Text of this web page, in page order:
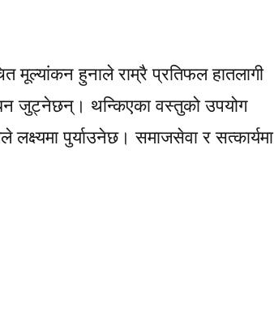
हुनाले राम्रै प्रतिफल हातलागी
जुट्नेछन्। थन्किएका वस्तुको उपयोग
पुर्याउनेछ। समाजसेवा र सत्कार्यमा